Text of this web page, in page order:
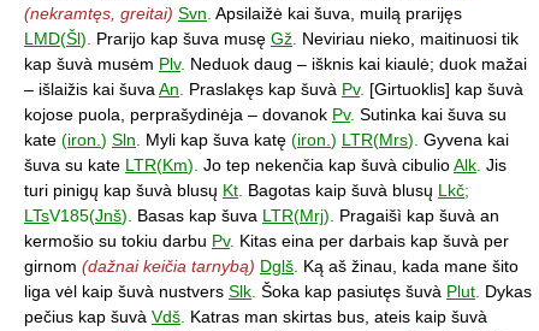
(nekramtęs, greitai) Svn. Apsilaižė kai šuva, muilą prarijęs
LMD(Šl). Prarijo kap šuva musę Gž. Neviriau nieko, maitinuosi tik
kap šuvà musėm Plv. Neduok daug – išknis kai kiaulė; duok mažai
– išlaižis kai šuvaAn. Praslakęs kap šuvà Pv. [Girtuoklis] kap šuvà
kojose puola, perprašydinėja – dovanok Pv. Sutinka kai šuva su
kate (iron.) Sln. Myli kap šuva katę (iron.) LTR(Mrs). Gyvena kai
šuva su kate LTR(Km). Jo tep nekenčia kap šuvà cibulioAlk. Jis
turi pinigų kap šuvà blusų Kt. Bagotas kaip šuvà blusų Lkč;
LTsV185(Jnš). Basas kap šuva LTR(Mrj). Pragaišì kap šuvà an
kermošio su tokiu darbu Pv. Kitas eina per darbais kap šuvà per
girnom (dažnai keičia tarnybą) Dglš. Ką aš žinau, kada mane šito
liga vėl kaip šuvà nustvers Slk. Šoka kap pasiutęs šuvà Plut. Dykas
pečius kap šuvà Vdš. Katras man skirtas bus, ateis kaip šuvà